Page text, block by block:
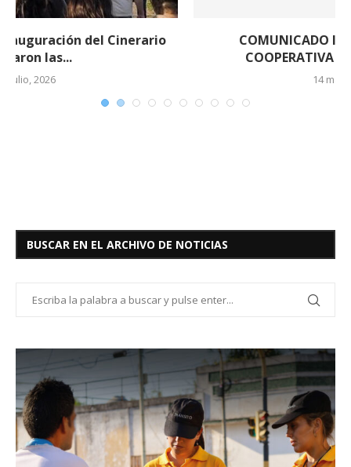
COMUNICADO IMPORTANTE DE LA
COOPERATIVA ELÉCTRICA DE EL...
BUSCAR EN EL ARCHIVO DE NOTICIAS